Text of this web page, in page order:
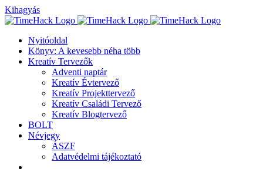
Kihagyás
Nyitóoldal
Könyv: A kevesebb néha több
Kreatív Tervezők
Adventi naptár
Kreatív Évtervező
Kreatív Projekttervező
Kreatív Családi Tervező
Kreatív Blogtervező
BOLT
Névjegy
ÁSZF
Adatvédelmi tájékoztató